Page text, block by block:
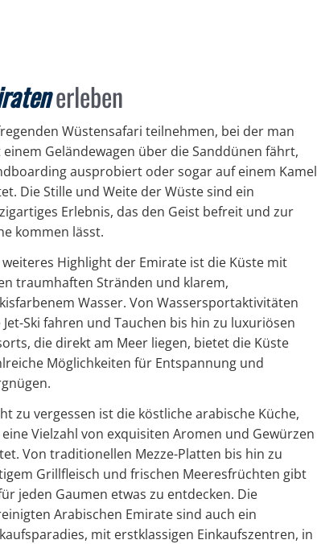
erleben
Wüstensafari teilnehmen, bei der man
einem Geländewagen über die Sanddünen fährt,
ausprobiert oder sogar auf einem Kamel
Die Stille und Weite der Wüste sind ein
Erlebnis, das den Geist befreit und zur
kommen lässt.
weiteres Highlight der Emirate ist die Küste mit
traumhaften Stränden und klarem,
Wasser. Von Wassersportaktivitäten
Jet-Ski fahren und Tauchen bis hin zu luxuriösen
die direkt am Meer liegen, bietet die Küste
Möglichkeiten für Entspannung und
zu vergessen ist die köstliche arabische Küche,
eine Vielzahl von exquisiten Aromen und Gewürzen
Von traditionellen Mezze-Platten bis hin zu
Grillfleisch und frischen Meeresfrüchten gibt
jeden Gaumen etwas zu entdecken. Die
Arabischen Emirate sind auch ein
mit erstklassigen Einkaufszentren, in